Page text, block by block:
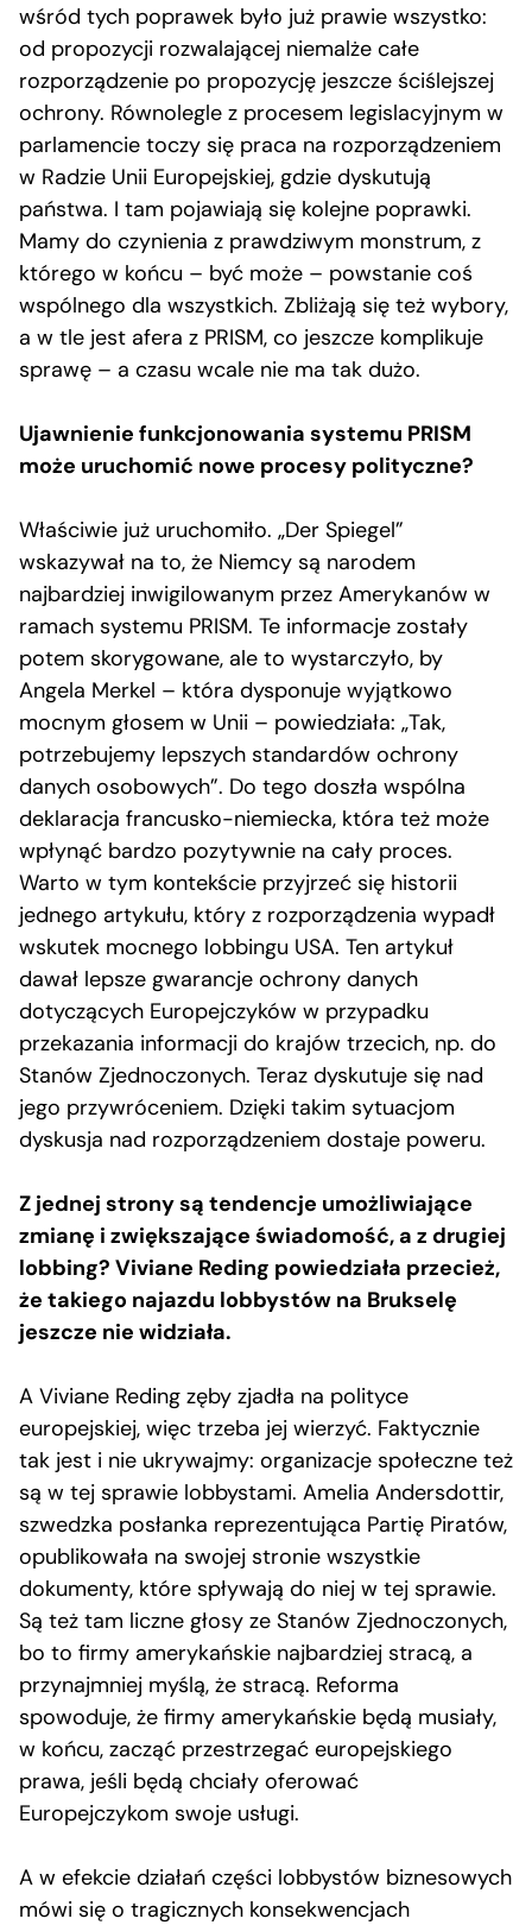
wśród tych poprawek było już prawie wszystko:
od propozycji rozwalającej niemalże całe
rozporządzenie po propozycję jeszcze ściślejszej
ochrony. Równolegle z procesem legislacyjnym w
parlamencie toczy się praca na rozporządzeniem
w Radzie Unii Europejskiej, gdzie dyskutują
państwa. I tam pojawiają się kolejne poprawki.
Mamy do czynienia z prawdziwym monstrum, z
którego w końcu – być może – powstanie coś
wspólnego dla wszystkich. Zbliżają się też wybory,
a w tle jest afera z PRISM, co jeszcze komplikuje
sprawę – a czasu wcale nie ma tak dużo.
Ujawnienie funkcjonowania systemu PRISM
może uruchomić nowe procesy polityczne?
Właściwie już uruchomiło. „Der Spiegel”
wskazywał na to, że Niemcy są narodem
najbardziej inwigilowanym przez Amerykanów w
ramach systemu PRISM. Te informacje zostały
potem skorygowane, ale to wystarczyło, by
Angela Merkel – która dysponuje wyjątkowo
mocnym głosem w Unii – powiedziała: „Tak,
potrzebujemy lepszych standardów ochrony
danych osobowych”. Do tego doszła wspólna
deklaracja francusko-niemiecka, która też może
wpłynąć bardzo pozytywnie na cały proces.
Warto w tym kontekście przyjrzeć się historii
jednego artykułu, który z rozporządzenia wypadł
wskutek mocnego lobbingu USA. Ten artykuł
dawał lepsze gwarancje ochrony danych
dotyczących Europejczyków w przypadku
przekazania informacji do krajów trzecich, np. do
Stanów Zjednoczonych. Teraz dyskutuje się nad
jego przywróceniem. Dzięki takim sytuacjom
dyskusja nad rozporządzeniem dostaje poweru.
Z jednej strony są tendencje umożliwiające
zmianę i zwiększające świadomość, a z drugiej
lobbing? Viviane Reding powiedziała przecież,
że takiego najazdu lobbystów na Brukselę
jeszcze nie widziała.
A Viviane Reding zęby zjadła na polityce
europejskiej, więc trzeba jej wierzyć. Faktycznie
tak jest i nie ukrywajmy: organizacje społeczne też
są w tej sprawie lobbystami. Amelia Andersdottir,
szwedzka posłanka reprezentująca Partię Piratów,
opublikowała na swojej stronie wszystkie
dokumenty, które spływają do niej w tej sprawie.
Są też tam liczne głosy ze Stanów Zjednoczonych,
bo to firmy amerykańskie najbardziej stracą, a
przynajmniej myślą, że stracą. Reforma
spowoduje, że firmy amerykańskie będą musiały,
w końcu, zacząć przestrzegać europejskiego
prawa, jeśli będą chciały oferować
Europejczykom swoje usługi.
A w efekcie działań części lobbystów biznesowych
mówi się o tragicznych konsekwencjach